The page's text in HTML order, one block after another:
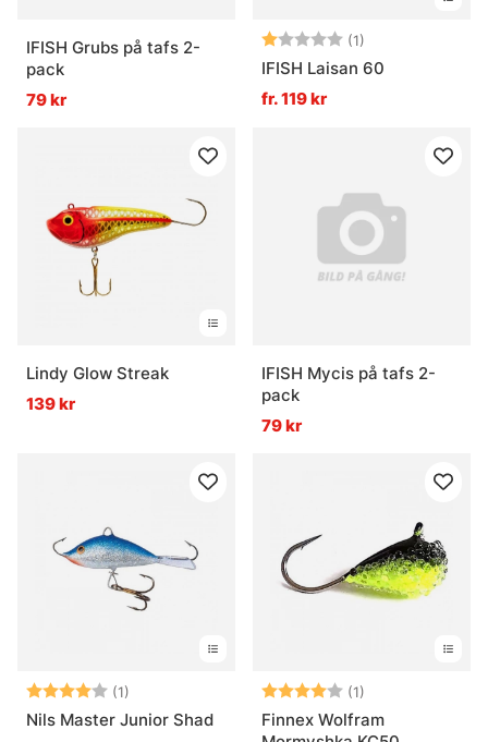
IFISH Grubs på tafs 2-
pack
79 kr
Betyg: (1)
IFISH Laisan 60
fr. 119 kr
Lindy Glow Streak
139 kr
IFISH Mycis på tafs 2-
pack
79 kr
Betyg: (1)
4.0 utav 5 stjärnor
Nils Master Junior Shad
Betyg: (1)
Finnex Wolfram